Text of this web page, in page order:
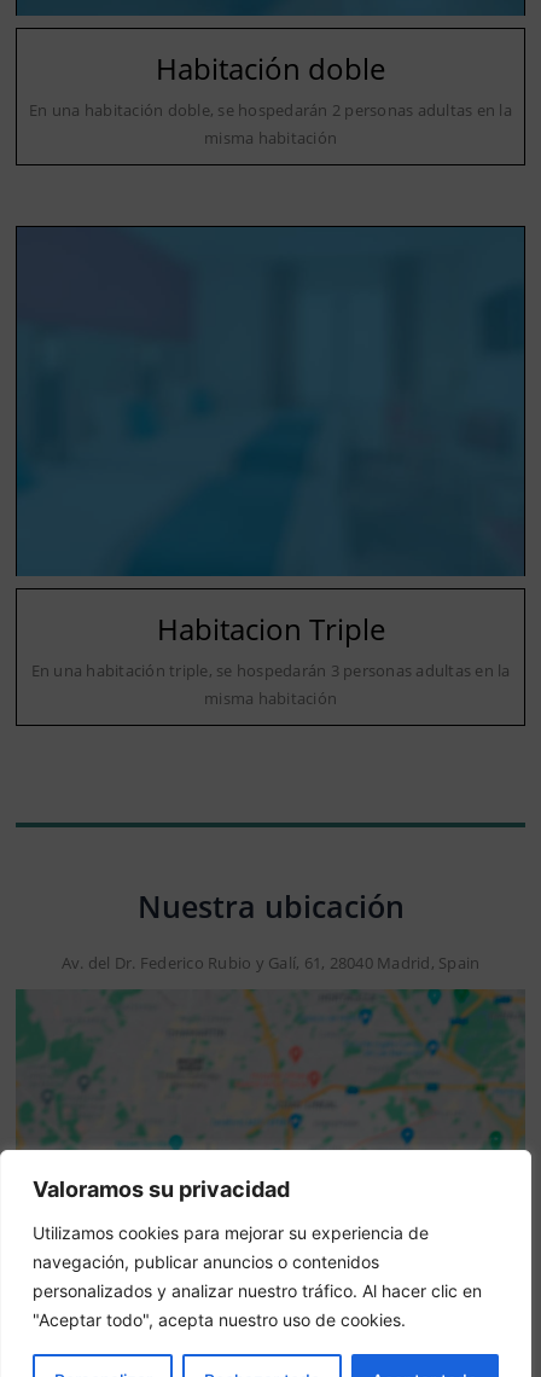
Valoramos su privacidad
Utilizamos cookies para mejorar su experiencia de
navegación, publicar anuncios o contenidos
personalizados y analizar nuestro tráfico. Al hacer clic en
"Aceptar todo", acepta nuestro uso de cookies.
Habitación doble
En una habitación doble, se hospedarán 2 personas adultas en la
misma habitación
Habitacion Triple
En una habitación triple, se hospedarán 3 personas adultas en la
misma habitación
Nuestra ubicación
Av. del Dr. Federico Rubio y Galí, 61, 28040 Madrid, Spain
Aviso: Esta no es una web oficial. Esta web contiene
información del hotel y ofrece el servicio de Booking
online.
¿Eres el propietario de esta web? –Reservar ahora